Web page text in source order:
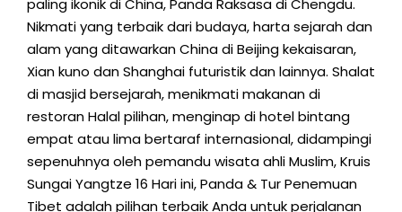
paling ikonik di China, Panda Raksasa di Chengdu.
Nikmati yang terbaik dari budaya, harta sejarah dan
alam yang ditawarkan China di Beijing kekaisaran,
Xian kuno dan Shanghai futuristik dan lainnya. Shalat
di masjid bersejarah, menikmati makanan di
restoran Halal pilihan, menginap di hotel bintang
empat atau lima bertaraf internasional, didampingi
sepenuhnya oleh pemandu wisata ahli Muslim, Kruis
Sungai Yangtze 16 Hari ini, Panda & Tur Penemuan
Tibet adalah pilihan terbaik Anda untuk perjalanan